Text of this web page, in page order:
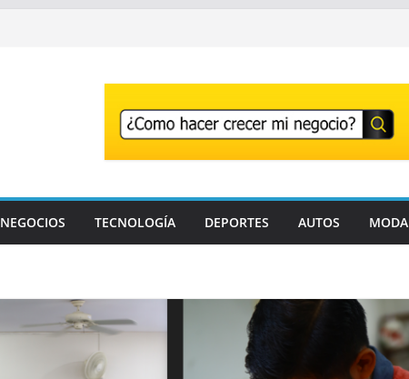
NEGOCIOS TECNOLOGÍA DEPORTES AUTOS MODA